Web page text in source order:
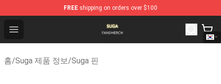
FREE shipping on orders over $100
Open menu
Suga Shop - Official Suga Merchandise Store
홈/Suga 제품 정보/Suga 핀